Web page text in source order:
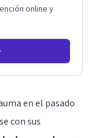
online y
en el pasado
con sus